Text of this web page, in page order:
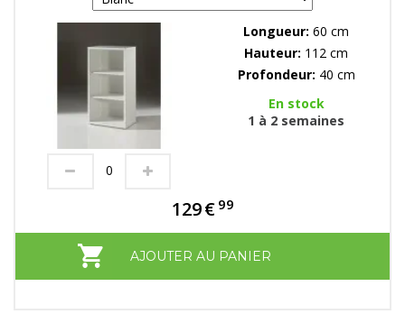
Longueur: 60 cm
Hauteur: 112 cm
Profondeur: 40 cm
En stock
1 à 2 semaines
129€ 99
AJOUTER AU PANIER